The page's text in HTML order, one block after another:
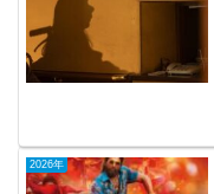
2026年